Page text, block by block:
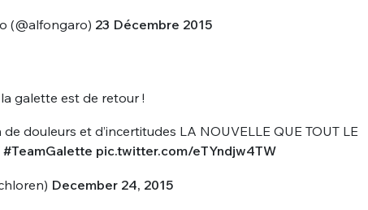
(@alfongaro) 23 Décembre 2015
galette est de retour !
douleurs et d’incertitudes LA NOUVELLE QUE TOUT LE
#TeamGalette pic.twitter.com/eTYndjw4TW
December 24, 2015